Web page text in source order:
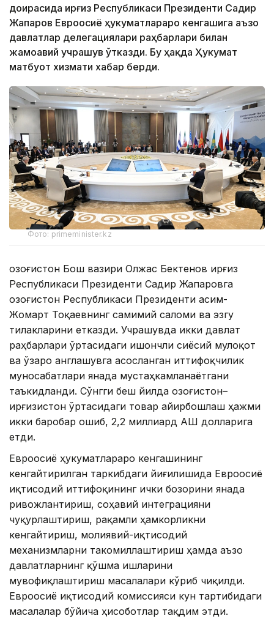
доирасида Қирғиз Республикаси Президенти Садир
Жапаров Евроосиё ҳукуматлараро кенгашига аъзо
давлатлар делегациялари раҳбарлари билан
жамоавий учрашув ўтказди. Бу ҳақда Ҳукумат
матбуот хизмати хабар берди.
Фото: primeminister.kz
Қозоғистон Бош вазири Олжас Бектенов Қирғиз
Республикаси Президенти Садир Жапаровга
Қозоғистон Республикаси Президенти Қасим-
Жомарт Тоқаевнинг самимий саломи ва эзгу
тилакларини етказди. Учрашувда икки давлат
раҳбарлари ўртасидаги ишончли сиёсий мулоқот
ва ўзаро англашувга асосланган иттифоқчилик
муносабатлари янада мустаҳкамланаётгани
таъкидланди. Сўнгги беш йилда Қозоғистон–
Қирғизистон ўртасидаги товар айирбошлаш ҳажми
икки баробар ошиб, 2,2 миллиард АҚШ долларига
етди.
Евроосиё ҳукуматлараро кенгашининг
кенгайтирилган таркибдаги йиғилишида Евроосиё
иқтисодий иттифоқининг ички бозорини янада
ривожлантириш, соҳавий интеграцияни
чуқурлаштириш, рақамли ҳамкорликни
кенгайтириш, молиявий-иқтисодий
механизмларни такомиллаштириш ҳамда аъзо
давлатларнинг қўшма ишларини
мувофиқлаштириш масалалари кўриб чиқилди.
Евроосиё иқтисодий комиссияси кун тартибидаги
масалалар бўйича ҳисоботлар тақдим этди.